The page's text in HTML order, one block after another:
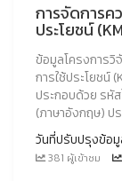
การจัดการค
ประโยชน์
ข้อมูลโครงการวิ
การใช้ประโยชน์
ประกอบด้วย รหั
(ภาษาอังกฤษ) ป
วันที่ปรับปรุงข้อมู
381 ผู้เข้าชม